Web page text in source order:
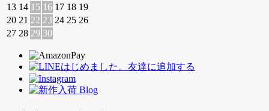
13 14 15 16 17 18 19
20 21 22 23 24 25 26
27 28 29 30